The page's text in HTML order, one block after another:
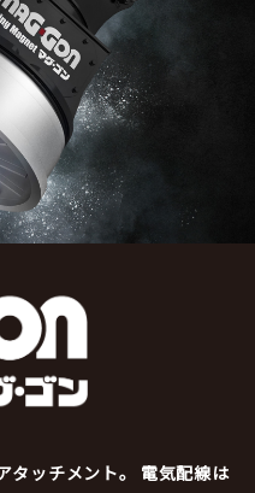
ッチメント。
電気配線は